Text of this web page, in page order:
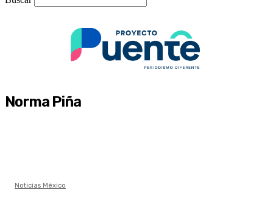
Norma Piña
Noticias México